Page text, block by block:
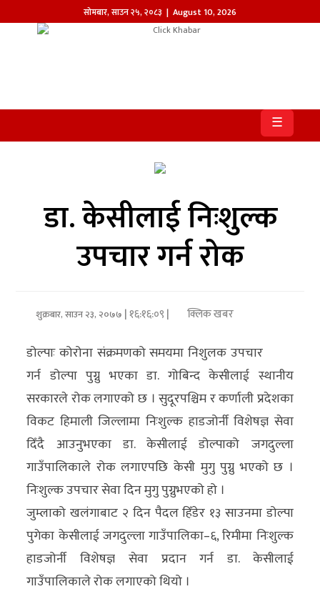
सोमबार,साउन२५,२०८३ | August 10, 2026
पत्रिका
अन्तर्राष्ट्रिय
अर्थ/
वाणिज्य
मनाेरञ्जन
विज्ञान
प्रविधि
अन्तरर्वार्ता
विचार/
ब्लग
खेलकुद
☰
डा. केसीलाई निःशुल्क
उपचार गर्न रोक
शुक्रबार, साउन २३, २०७७ | १६:१६:०९ | क्लिक खबर
डोल्पाः कोरोना संक्रमणको समयमा निशुलक उपचार
गर्न डोल्पा पुग्नु भएका डा. गोबिन्द केसीलाई स्थानीय
सरकारले रोक लगाएको छ । सुदूरपश्चिम र कर्णाली प्रदेशका
विकट हिमाली जिल्लामा निःशुल्क हाडजोर्नी विशेषज्ञ सेवा
दिँदै आउनुभएका डा. केसीलाई डोल्पाको जगदुल्ला
गाउँपालिकाले रोक लगाएपछि केसी मुगु पुग्नु भएको छ ।
निःशुल्क उपचार सेवा दिन मुगु पुग्नुभएको हो ।
जुम्लाको खलंगाबाट २ दिन पैदल हिँडेर १३ साउनमा डोल्पा
पुगेका केसीलाई जगदुल्ला गाउँपालिका–६, रिमीमा निःशुल्क
हाडजोर्नी विशेषज्ञ सेवा प्रदान गर्न डा. केसीलाई
गाउँपालिकाले रोक लगाएको थियो ।